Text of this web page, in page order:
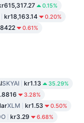
0.15%
kr18,163.14 0.20%
0.61%
SKYAI kr1.13 35.29%
3.28%
XLM kr1.53 0.50%
kr3.29 6.68%